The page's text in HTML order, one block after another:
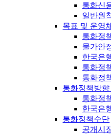
통화신
일반원
목표 및 운영
통화정
물가안
한국은
통화정
통화정
통화정책방
통화정
한국은
통화정책수단
공개시